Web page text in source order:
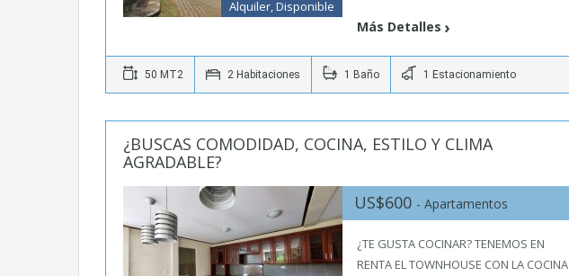
Alquiler, Disponible
Más Detalles
50 MT2 2 Habitaciones 1 Baño 1 Estacionamiento
¿BUSCAS COMODIDAD, COCINA, ESTILO Y CLIMA
AGRADABLE?
US$600 - Apartamentos
¿TE GUSTA COCINAR? TENEMOS EN
RENTA EL TOWNHOUSE CON LA COCINA